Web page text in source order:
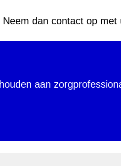
dan contact op met
aan